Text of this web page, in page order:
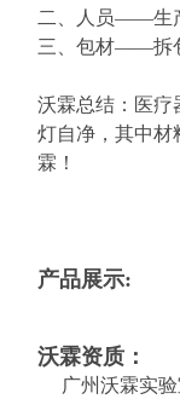
二、人员——生
三、包材——
沃霖总结：医疗
灯自净，其中材
霖！
产品展示:
沃霖资质：
广州沃霖实验